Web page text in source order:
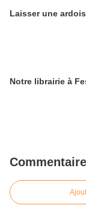
Laisser une
Notre librairie à